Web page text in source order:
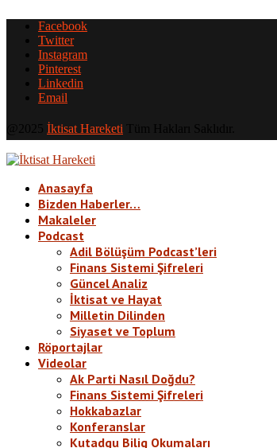
Facebook
Twitter
Instagram
Pinterest
Linkedin
Email
İktisat Hareketi
Anasayfa
Bizden Haberler…
Makaleler
Podcast
Adil Bölüşüm Podcast’leri
Finans Sistemi Şifreleri
Güncel Analiz
İktisat ve Hayat
Milletin Dilinden
Siyaset ve Toplum
Röportajlar
Videolar
Ak Parti Nasıl Doğdu?
Finans Sistemi Şifreleri
Hokkabazlar
Konferanslar
Kutadgu Bilig Okumaları